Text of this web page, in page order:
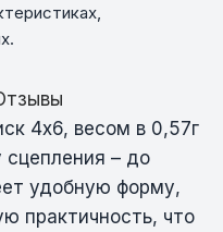
4х6, весом в 0,57г
– до
удобную форму,
практичность, что